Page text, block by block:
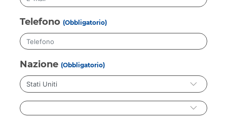
Telefono (Obbligatorio)
Nazione (Obbligatorio)